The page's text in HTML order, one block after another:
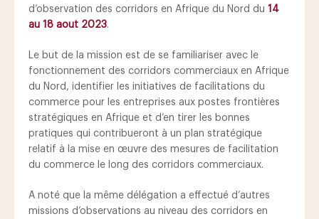
d’observation des corridors en Afrique du Nord du 14
au 18 aout 2023.
Le but de la mission est de se familiariser avec le
fonctionnement des corridors commerciaux en Afrique
du Nord, identifier les initiatives de facilitations du
commerce pour les entreprises aux postes frontières
stratégiques en Afrique et d’en tirer les bonnes
pratiques qui contribueront à un plan stratégique
relatif à la mise en œuvre des mesures de facilitation
du commerce le long des corridors commerciaux.
A noté que la même délégation a effectué d’autres
missions d’observations au niveau des corridors en